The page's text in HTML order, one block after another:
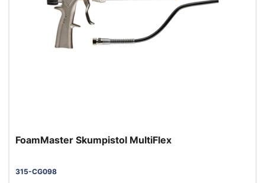
FoamMaster Skumpistol MultiFlex
315-CG098